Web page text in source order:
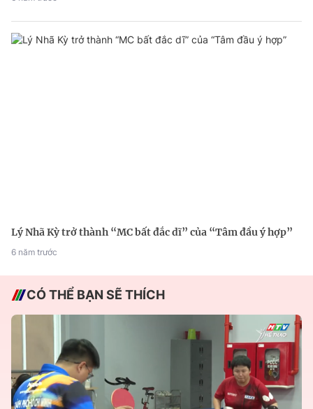
Lý Nhã Kỳ trở thành “MC bất đắc dĩ” của “Tâm đầu ý hợp”
6 năm trước
CÓ THỂ BẠN SẼ THÍCH